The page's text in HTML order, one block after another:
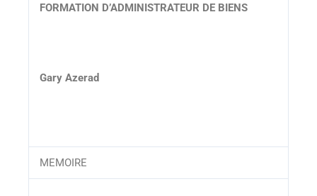
FORMATION D’ADMINISTRATEUR DE BIENS
Gary Azerad
MEMOIRE